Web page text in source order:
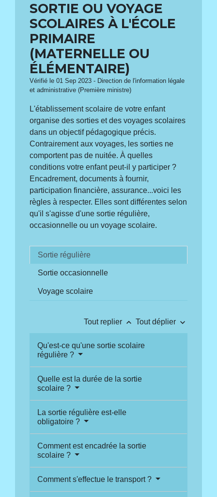
SORTIE OU VOYAGE
SCOLAIRES À L'ÉCOLE
PRIMAIRE
(MATERNELLE OU
ÉLÉMENTAIRE)
Vérifié le 01 Sep 2023 - Direction de l'information légale
et administrative (Première ministre)
L'établissement scolaire de votre enfant
organise des sorties et des voyages scolaires
dans un objectif pédagogique précis.
Contrairement aux voyages, les sorties ne
comportent pas de nuitée. À quelles
conditions votre enfant peut-il y participer ?
Encadrement, documents à fournir,
participation financière, assurance...voici les
règles à respecter. Elles sont différentes selon
qu'il s'agisse d'une sortie régulière,
occasionnelle ou un voyage scolaire.
Sortie régulière
Sortie occasionnelle
Voyage scolaire
Tout replier keyboard_arrow_up Tout déplier keyboard_arrow_down
Qu'est-ce qu'une sortie scolaire
régulière ?
Quelle est la durée de la sortie
scolaire ?
La sortie régulière est-elle
obligatoire ?
Comment est encadrée la sortie
scolaire ?
Comment s'effectue le transport ?